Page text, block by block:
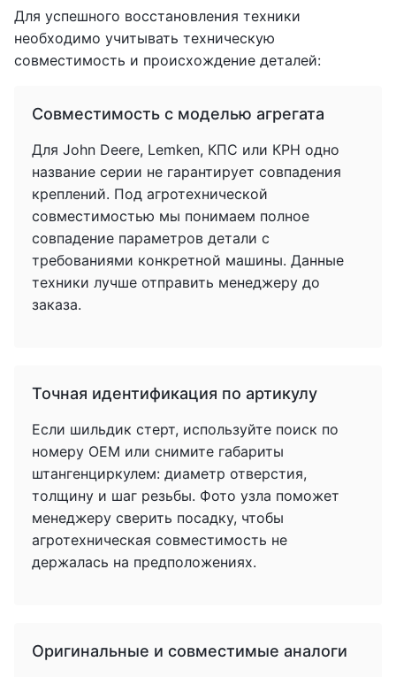
Для успешного восстановления техники
необходимо учитывать техническую
совместимость и происхождение деталей:
Совместимость с моделью агрегата
Для John Deere, Lemken, КПС или КРН одно
название серии не гарантирует совпадения
креплений. Под агротехнической
совместимостью мы понимаем полное
совпадение параметров детали с
требованиями конкретной машины. Данные
техники лучше отправить менеджеру до
заказа.
Точная идентификация по артикулу
Если шильдик стерт, используйте поиск по
номеру OEM или снимите габариты
штангенциркулем: диаметр отверстия,
толщину и шаг резьбы. Фото узла поможет
менеджеру сверить посадку, чтобы
агротехническая совместимость не
держалась на предположениях.
Оригинальные и совместимые аналоги